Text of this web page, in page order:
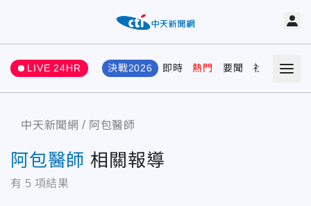
LIVE 24HR 決戰2026 即時 熱門 要聞 社會 娛樂
中天新聞網 阿包醫師
阿包醫師 相關報導
有 5 項結果